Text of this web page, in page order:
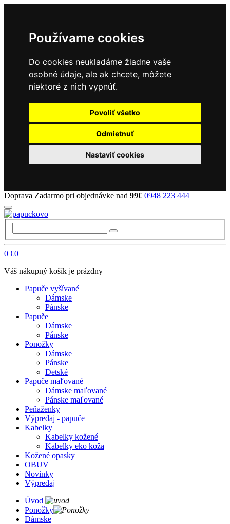
Používame cookies
Do cookies neukladáme žiadne vaše
osobné údaje, ale ak chcete, môžete
niektoré z nich vypnúť.
Povoliť všetko
Odmietnuť
Nastaviť cookies
Doprava Zadarmo pri objednávke nad 99€ 0948 223 444
0 €0
Váš nákupný košík je prázdny
Papuče vyšívané
Dámske
Pánske
Papuče
Dámske
Pánske
Ponožky
Dámske
Pánske
Detské
Papuče maľované
Dámske maľované
Pánske maľované
Peňaženky
Výpredaj - papuče
Kabelky
Kabelky kožené
Kabelky eko koža
Kožené opasky
OBUV
Novinky
Výpredaj
Úvod
Ponožky
Dámske